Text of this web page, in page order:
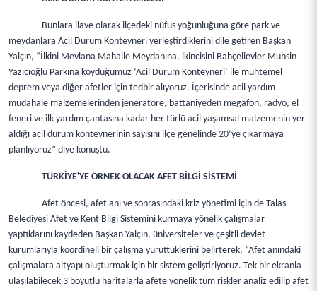
Bunlara ilave olarak ilçedeki nüfus yoğunluğuna göre park ve
meydanlara Acil Durum Konteyneri yerleştirdiklerini dile getiren Başkan
Yalçın, “İlkini Mevlana Mahalle Meydanına, ikincisini Bahçelievler Muhsin
Yazıcıoğlu Parkına koyduğumuz ‘Acil Durum Konteyneri’ ile muhtemel
deprem veya diğer afetler için tedbir alıyoruz. İçerisinde acil yardım
müdahale malzemelerinden jeneratöre, battaniyeden megafon, radyo, el
feneri ve ilk yardım çantasına kadar her türlü acil yaşamsal malzemenin yer
aldığı acil durum konteynerinin sayısını ilçe genelinde 20’ye çıkarmaya
planlıyoruz” diye konuştu.
TÜRKİYE'YE ÖRNEK OLACAK AFET BİLGİ SİSTEMİ
Afet öncesi, afet anı ve sonrasındaki kriz yönetimi için de Talas
Belediyesi Afet ve Kent Bilgi Sistemini kurmaya yönelik çalışmalar
yaptıklarını kaydeden Başkan Yalçın, üniversiteler ve çeşitli devlet
kurumlarıyla koordineli bir çalışma yürüttüklerini belirterek, “Afet anındaki
çalışmalara altyapı oluşturmak için bir sistem geliştiriyoruz. Tek bir ekranla
ulaşılabilecek 3 boyutlu haritalarla afete yönelik tüm riskler analiz edilip afet